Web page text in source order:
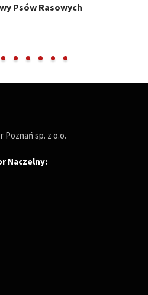
Psów Rasowych
Poznań sp. z o.o.
Naczelny: